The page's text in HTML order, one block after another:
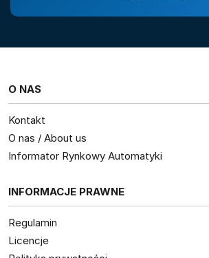
O NAS
Kontakt
O nas / About us
Informator Rynkowy Automatyki
INFORMACJE PRAWNE
Regulamin
Licencje